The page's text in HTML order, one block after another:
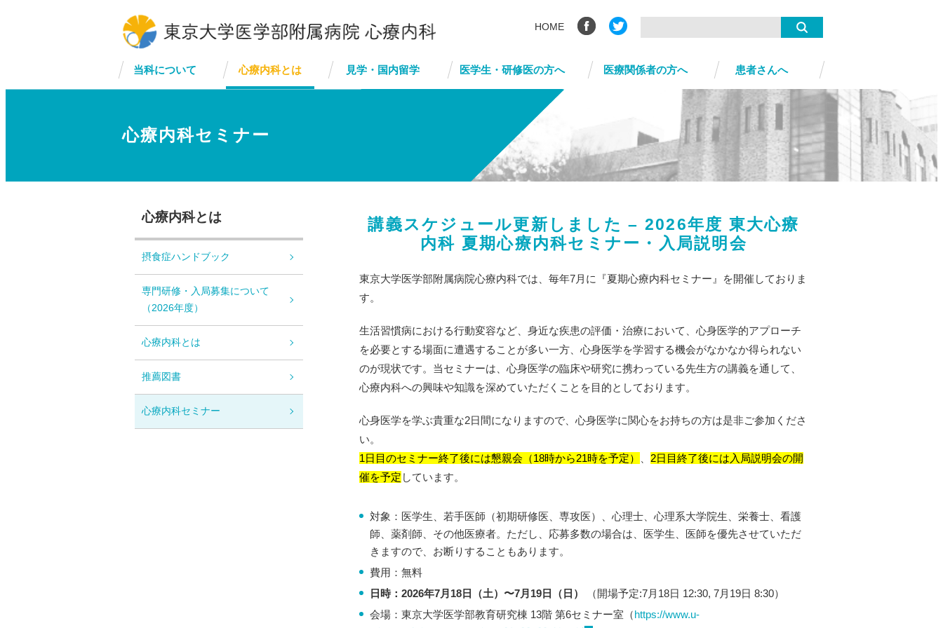
HOME
当科について 心療内科とは 見学・国内留学 医学生・研修医の方へ 医療関係者の方へ 患者さんへ
心療内科セミナー
講義スケジュール更新しました – 2026年度 東大心療
内科 夏期心療内科セミナー・入局説明会
東京大学医学部附属病院心療内科では、毎年7月に『夏期心療内科セミナー』を開催しておりま
す。
生活習慣病における行動変容など、身近な疾患の評価・治療において、心身医学的アプローチ
を必要とする場面に遭遇することが多い一方、心身医学を学習する機会がなかなか得られない
のが現状です。当セミナーは、心身医学の臨床や研究に携わっている先生方の講義を通して、
心療内科への興味や知識を深めていただくことを目的としております。
心身医学を学ぶ貴重な2日間になりますので、心身医学に関心をお持ちの方は是非ご参加くださ
い。
1日目のセミナー終了後には懇親会（18時から21時を予定）
2日目終了後には入局説明会の開
催を予定 しています。
対象：医学生、若手医師（初期研修医、専攻医）、心理士、心理系大学院生、栄養士、看護
師、薬剤師、その他医療者。ただし、応募多数の場合は、医学生、医師を優先させていただ
きますので、お断りすることもあります。
費用：無料
日時：2026年7月18日（土）〜7月19日（日）
（開場予定:7月18日 12:30, 7月19日 8:30）
会場：東京大学医学部教育研究棟 13階 第6セミナー室（https://www.u-
心療内科とは
摂食症ハンドブック
専門研修・入局募集について
（2026年度）
心療内科とは
推薦図書
心療内科セミナー